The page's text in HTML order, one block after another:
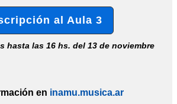
al Aula 3
hasta las 16 hs. del 13 de noviembre
en inamu.musica.ar